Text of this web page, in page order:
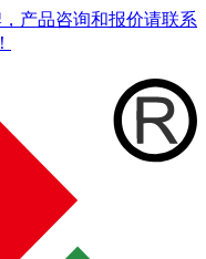
产品咨询和报价请联系